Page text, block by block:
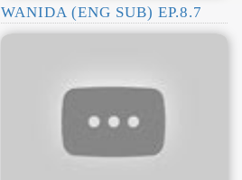
WANIDA (ENG SUB) EP.8.7